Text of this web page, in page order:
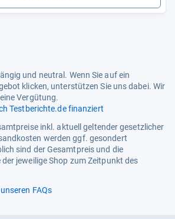
und neutral. Wenn Sie auf ein
klicken, unterstützen Sie uns dabei. Wir
Vergütung.
Testberichte.de finanziert
inkl. aktuell geltender gesetzlicher
werden ggf. gesondert
sind der Gesamtpreis und die
jeweilige Shop zum Zeitpunkt des
FAQs